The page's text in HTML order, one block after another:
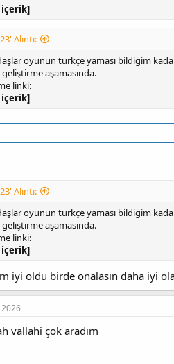
içerik]
Alıntı:
oyunun türkçe yaması bildiğim
geliştirme aşamasında.
linki:
içerik]
Alıntı:
oyunun türkçe yaması bildiğim
geliştirme aşamasında.
linki:
içerik]
iyi oldu birde onalasın daha iyi
vallahi çok aradım